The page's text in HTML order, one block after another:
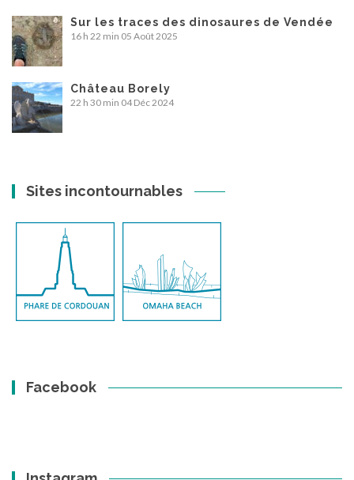
Sur les traces des dinosaures de Vendée
16 h 22 min 05 Août 2025
Château Borely
22 h 30 min 04 Déc 2024
Sites incontournables
Facebook